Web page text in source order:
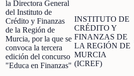
la Directora General
del Instituto de
Crédito y Finanzas
de la Región de
Murcia, por la que se
convoca la tercera
edición del concurso
"Educa en Finanzas"
INSTITUTO DE
CRÉDITO Y
FINANZAS DE
LA REGIÓN DE
MURCIA
(ICREF)